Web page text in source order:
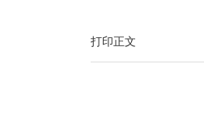
打印正文